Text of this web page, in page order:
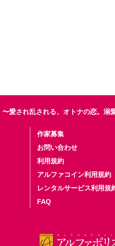
〜愛され乱される、オトナの恋。溺
作家募集
お問い合わせ
利用規約
アルファコイン利用規約
レンタルサービス利用規
FAQ